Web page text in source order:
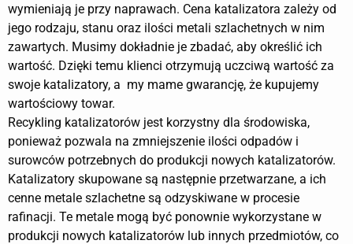
wymieniają je przy naprawach. Cena katalizatora zależy od
jego rodzaju, stanu oraz ilości metali szlachetnych w nim
zawartych. Musimy dokładnie je zbadać, aby określić ich
wartość. Dzięki temu klienci otrzymują uczciwą wartość za
swoje katalizatory, a my mame gwarancję, że kupujemy
wartościowy towar.
Recykling katalizatorów jest korzystny dla środowiska,
ponieważ pozwala na zmniejszenie ilości odpadów i
surowców potrzebnych do produkcji nowych katalizatorów.
Katalizatory skupowane są następnie przetwarzane, a ich
cenne metale szlachetne są odzyskiwane w procesie
rafinacji. Te metale mogą być ponownie wykorzystane w
produkcji nowych katalizatorów lub innych przedmiotów, co